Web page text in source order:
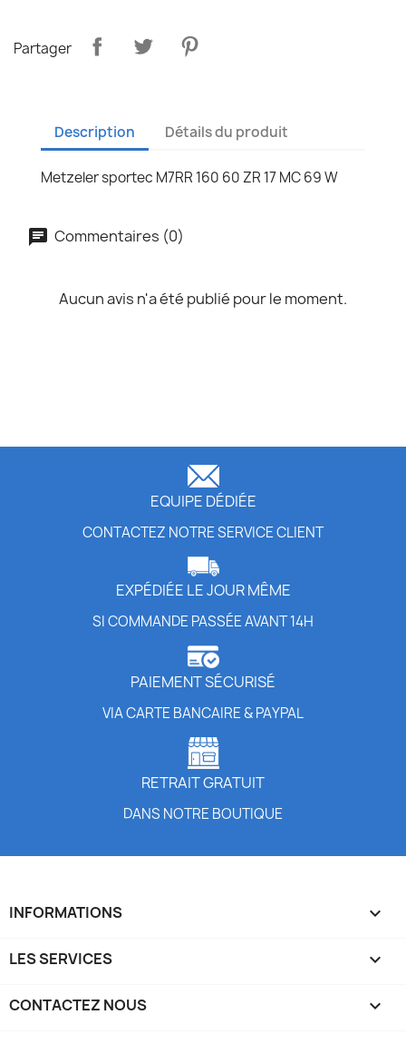
Partager
Description Détails du produit
Metzeler sportec M7RR 160 60 ZR 17 MC 69 W
Commentaires (0)
Aucun avis n'a été publié pour le moment.
EQUIPE DÉDIÉE
CONTACTEZ NOTRE SERVICE CLIENT
EXPÉDIÉE LE JOUR MÊME
SI COMMANDE PASSÉE AVANT 14H
PAIEMENT SÉCURISÉ
VIA CARTE BANCAIRE & PAYPAL
RETRAIT GRATUIT
DANS NOTRE BOUTIQUE
INFORMATIONS 
LES SERVICES 
CONTACTEZ NOUS keyboard_arrow_down